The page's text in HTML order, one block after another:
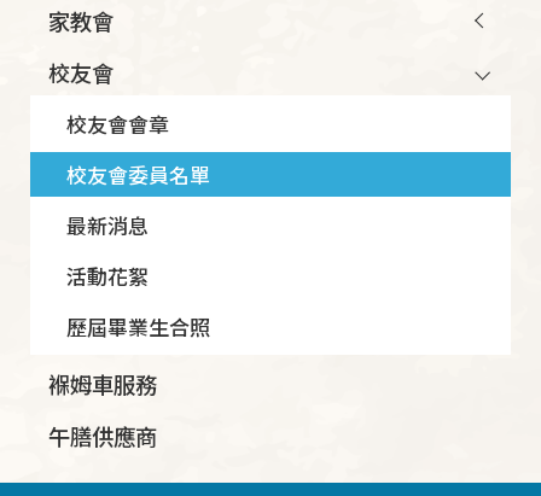
navigation
家教會
校友會
校友會會章
校友會委員名單
最新消息
活動花絮
歷屆畢業生合照
褓姆車服務
午膳供應商